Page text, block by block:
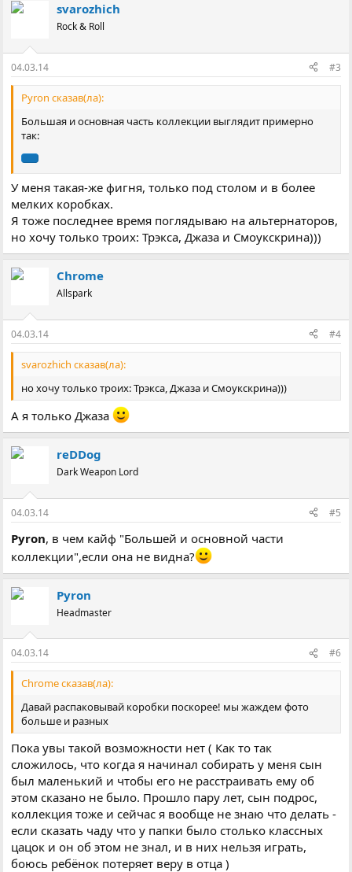
svarozhich
Rock & Roll
04.03.14 #3
Pyron сказав(ла):
Большая и основная часть коллекции выглядит примерно
так:
У меня такая-же фигня, только под столом и в более
мелких коробках.
Я тоже последнее время поглядываю на альтернаторов,
но хочу только троих: Трэкса, Джаза и Смоукскрина)))
Chrome
Allspark
04.03.14 #4
svarozhich сказав(ла):
но хочу только троих: Трэкса, Джаза и Смоукскрина)))
А я только Джаза
reDDog
Dark Weapon Lord
04.03.14 #5
Pyron, в чем кайф "Большей и основной части
коллекции",если она не видна?
Pyron
Headmaster
04.03.14 #6
Chrome сказав(ла):
Давай распаковывай коробки поскорее! мы жаждем фото
больше и разных
Пока увы такой возможности нет ( Как то так
сложилось, что когда я начинал собирать у меня сын
был маленький и чтобы его не расстраивать ему об
этом сказано не было. Прошло пару лет, сын подрос,
коллекция тоже и сейчас я вообще не знаю что делать -
если сказать чаду что у папки было столько классных
цацок и он об этом не знал, и в них нельзя играть,
боюсь ребёнок потеряет веру в отца )